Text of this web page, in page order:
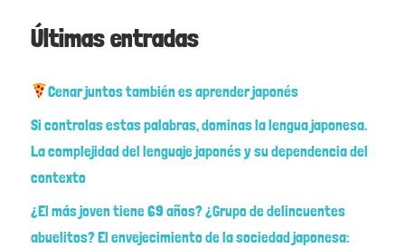
Últimas entradas
Cenar juntos también es aprender japonés
Si controlas estas palabras, dominas la lengua japonesa.
La complejidad del lenguaje japonés y su dependencia del
contexto
¿El más joven tiene 69 años? ¿Grupo de delincuentes
abuelitos? El envejecimiento de la sociedad japonesa: